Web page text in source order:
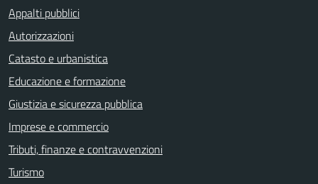
Appalti pubblici
Autorizzazioni
Catasto e urbanistica
Educazione e formazione
Giustizia e sicurezza pubblica
Imprese e commercio
Tributi, finanze e contravvenzioni
Turismo